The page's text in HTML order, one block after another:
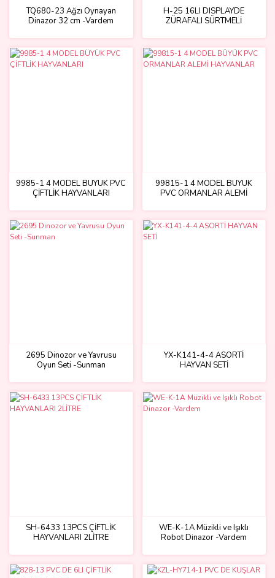
TQ680-23 Ağzı Oynayan
Dinazor 32 cm -Vardem
H-25 16LI DISPLAYDE
ZÜRAFALI SÜRTMELİ
9985-1 4 MODEL BÜYÜK PVC
ÇİFTLİK HAYVANLARI
99815-1 4 MODEL BÜYÜK
PVC ORMANLAR ALEMİ
2695 Dinozor ve Yavrusu
Oyun Seti -Sunman
YX-K141-4-4 ASORTİ
HAYVAN SETİ
SH-6433 13PCS ÇİFTLİK
HAYVANLARI 2LİTRE
WE-K-1A Müzikli ve Işıklı
Robot Dinazor -Vardem